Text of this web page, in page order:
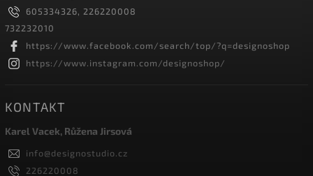
605334326, 226220008
732232010
https://www.facebook.com/search/top/?q=designoshop
https://www.instagram.com/designoshop/
KONTAKT
Karel Vacek, Růžena Jirsová
info@designostudio.cz
226220008